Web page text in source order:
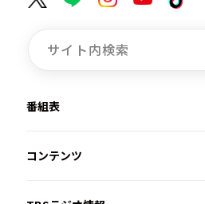
番組表
コンテンツ